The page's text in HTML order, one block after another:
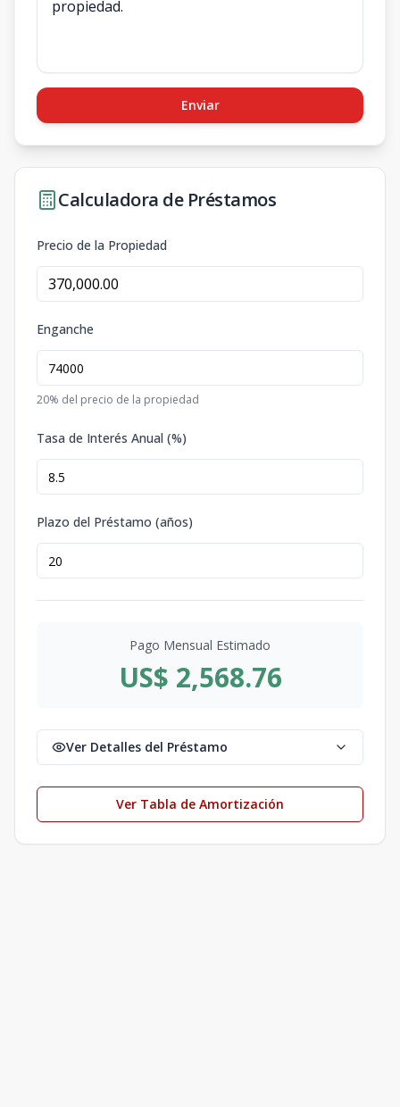
Enviar
Calculadora de Préstamos
Precio de la Propiedad
Enganche
20% del precio de la propiedad
Tasa de Interés Anual (%)
Plazo del Préstamo (años)
Pago Mensual Estimado
US$ 2,568.76
Ver Detalles del Préstamo
Ver Tabla de Amortización